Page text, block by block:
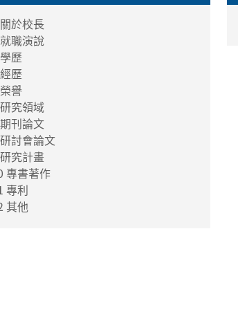
於校長
職演說
歷
歷
譽
究領域
刊論文
討會論文
究計畫
專書著作
專利
其他